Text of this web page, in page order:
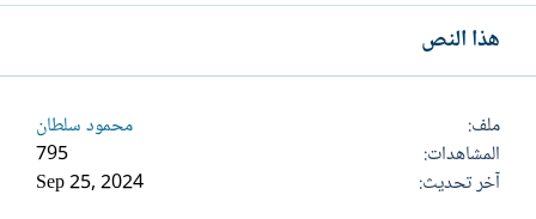
هذا النص
ملف
محمود سلطان
المشاهدات
795
آخر تحديث
Sep 25, 2024